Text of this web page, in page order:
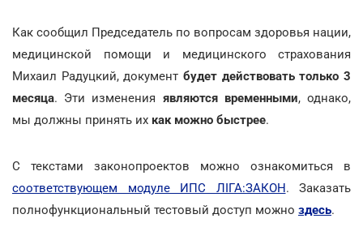
Как сообщил Председатель по вопросам здоровья нации,
медицинской помощи и медицинского страхования
Михаил Радуцкий, документ будет действовать только 3
месяца. Эти изменения являются временными, однако,
мы должны принять их как можно быстрее.
С текстами законопроектов можно ознакомиться в
соответствующем модуле ИПС ЛІГА:ЗАКОН. Заказать
полнофункциональный тестовый доступ можно здесь.